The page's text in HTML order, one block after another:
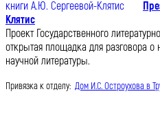
Клятис
Проект Государственного
открытая площадка для разговора о
научной литературы.
Привязка к отделу: Дом И.С. Остроухова в